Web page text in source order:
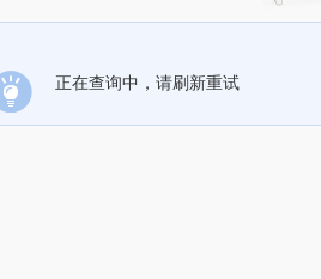
正在查询中，请刷新重试